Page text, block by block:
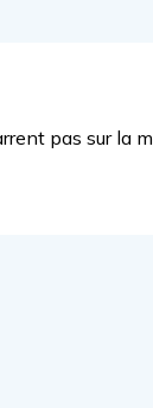
pas sur la